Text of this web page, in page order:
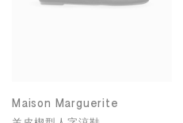
Maison Marguerite